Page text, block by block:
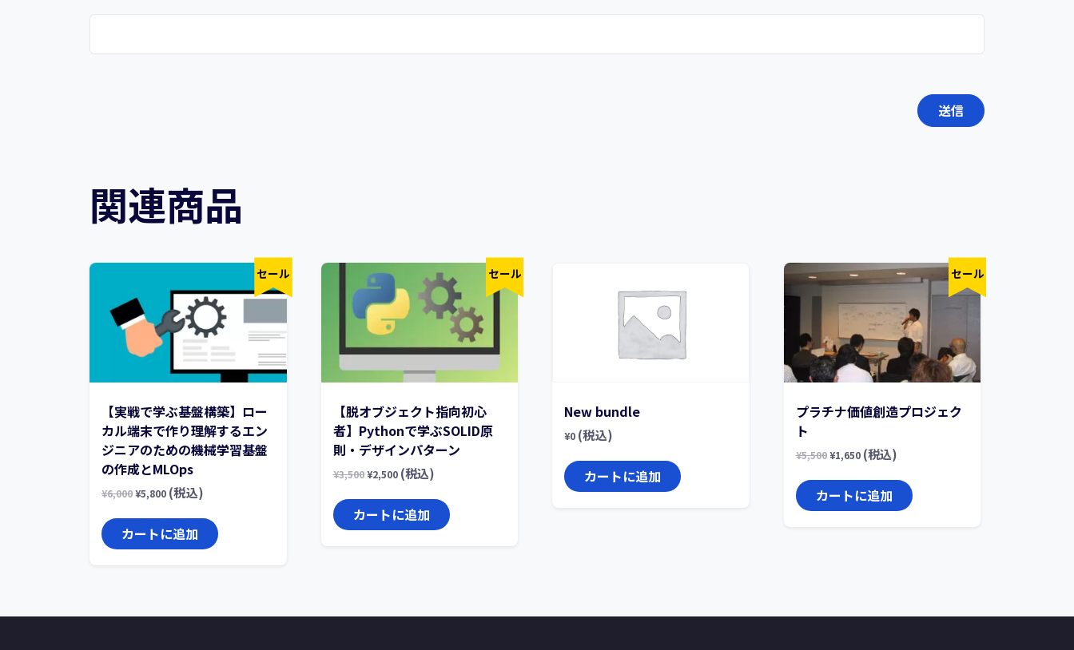
関連商品
セール
【実戦で学ぶ基盤構築】ロー
カル端末で作り理解するエン
ジニアのための機械学習基盤
の作成とMLOps
¥6,000¥5,800 (税込)
カートに追加
セール
【脱オブジェクト指向初心
者】Pythonで学ぶSOLID原
則・デザインパターン
¥3,500 ¥2,500 (税込)
カートに追加
New bundle
¥0 (税込)
カートに追加
セール
プラチナ価値創造プロジェク
ト
¥5,500 ¥1,650 (税込)
カートに追加